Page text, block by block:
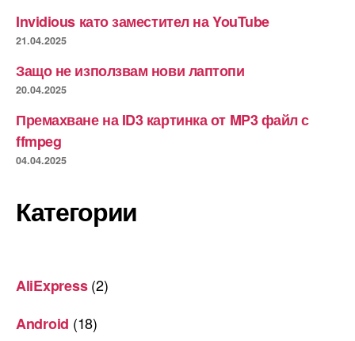
Invidious като заместител на YouTube
21.04.2025
Защо не използвам нови лаптопи
20.04.2025
Премахване на ID3 картинка от MP3 файл с
ffmpeg
04.04.2025
Категории
AliExpress(2)
Android (18)